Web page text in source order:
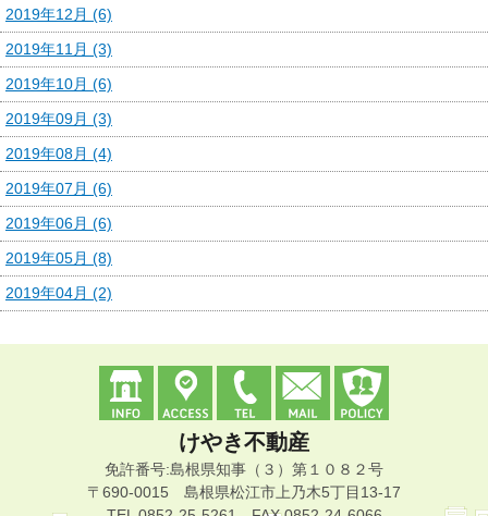
2019年12月 (6)
2019年11月 (3)
2019年10月 (6)
2019年09月 (3)
2019年08月 (4)
2019年07月 (6)
2019年06月 (6)
2019年05月 (8)
2019年04月 (2)
けやき不動産
免許番号:島根県知事（３）第１０８２号
〒690-0015 島根県松江市上乃木5丁目13-17